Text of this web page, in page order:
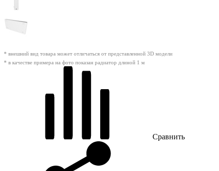
* внешний вид товара может отличаться от представленной 3D модели
* в качестве примера на фото показан радиатор длиной 1 м
Сравнить